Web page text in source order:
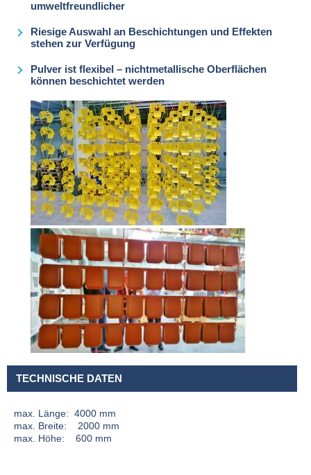
umweltfreundlicher
Riesige Auswahl an Beschichtungen und Effekten
stehen zur Verfügung
Pulver ist flexibel – nichtmetallische Oberflächen
können beschichtet werden
TECHNISCHE DATEN
max. Länge: 4000 mm
max. Breite: 2000 mm
max. Höhe: 600 mm